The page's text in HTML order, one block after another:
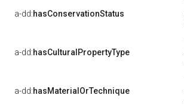
a-dd:hasConservationStatus
a-dd:hasCulturalPropertyType
a-dd:hasMaterialOrTechnique